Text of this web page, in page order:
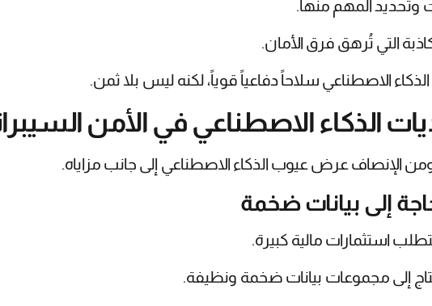
وتحديد المهم منها.
التي تُرهق فرق الأمان.
الاصطناعي سلاحاً دفاعياً قوياً، لكنه ليس بلا ثمن.
الذكاء الاصطناعي في الأمن
الإنصاف عرض عيوب الذكاء الاصطناعي إلى جانب مزاياه.
استثمارات مالية كبيرة.
إلى مجموعات بيانات ضخمة ونظيفة.